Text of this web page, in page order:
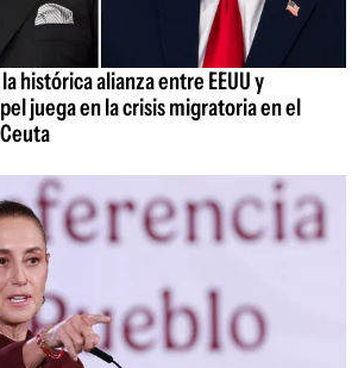
histórica alianza entre EEUU y
juega en la crisis migratoria en el